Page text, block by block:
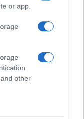
or app.
other